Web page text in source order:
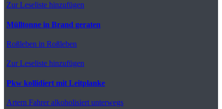
Zur Leseliste hinzufügen
Mülltonne in Brand geraten
Roßleben in Roßleben
Zur Leseliste hinzufügen
Pkw kollidiert mit Leitplanke
Artern Fahrer alkoholisiert unterwegs